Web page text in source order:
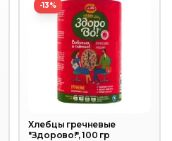
-13%
Хлебцы гречневые
"Здорово!", 100 гр